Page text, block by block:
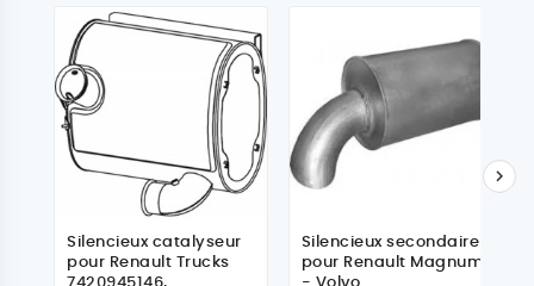
Silencieux catalyseur
pour Renault Trucks
7420945146,
Silencieux secondaire
pour Renault Magnum
- Volvo
